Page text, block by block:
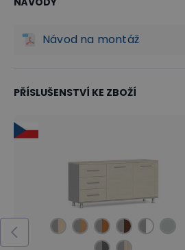
dlouhých hodinách v práci. Pro
rozšířit o další kancelářský
Návod na montáž
PŘÍSLUŠENSTVÍ KE ZBOŽÍ